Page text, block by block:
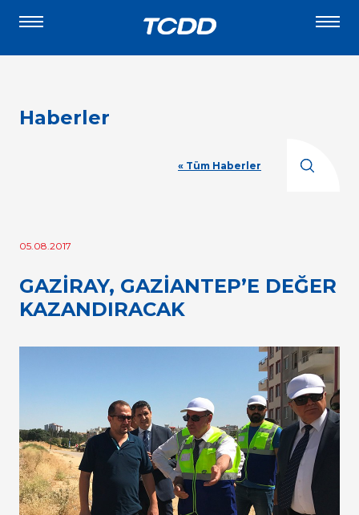
Haberler
« Tüm Haberler
05.08.2017
GAZİRAY, GAZİANTEP’E DEĞER
KAZANDIRACAK